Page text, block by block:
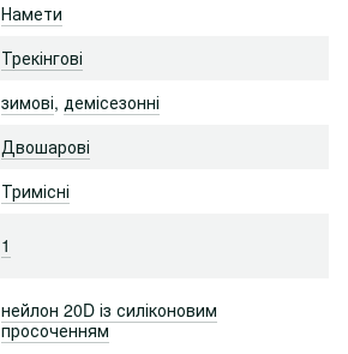
Намети
Трекінгові
зимові, демісезонні
Двошарові
Тримісні
1
нейлон 20D із силіконовим
просоченням